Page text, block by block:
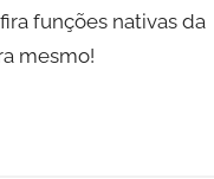
funções nativas da
mesmo!